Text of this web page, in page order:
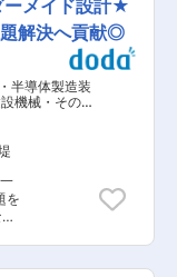
張
ーメイド設計★
解決へ貢献◎
半導体製造装
機械・その他
機械・ロボッ
を